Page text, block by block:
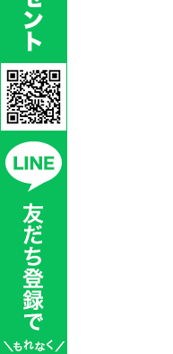
え際パーツ
リーン10